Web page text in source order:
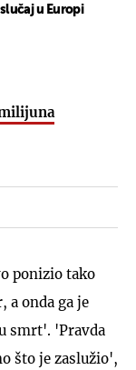
u Europi
ponizio tako
a onda ga je
smrt'. 'Pravda
što je zaslužio',